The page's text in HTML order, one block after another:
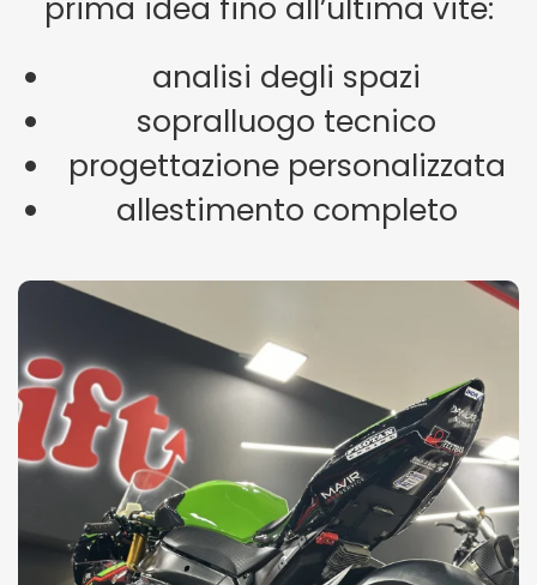
prima idea fino all’ultima vite:
analisi degli spazi
sopralluogo tecnico
progettazione personalizzata
allestimento completo